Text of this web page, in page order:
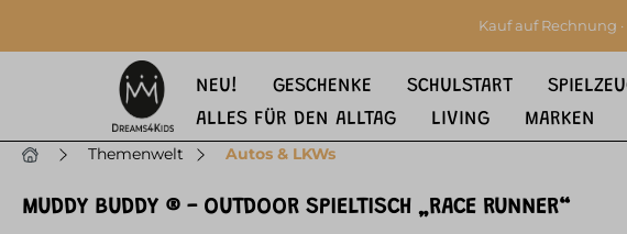
Kauf auf Rechnung
NEU! GESCHENKE SCHULSTART
ALLES FÜR DEN ALLTAG
LIVING MARKEN
Themenwelt Autos & LKWs
MUDDY BUDDY ® - OUTDOOR SPIELTISCH „RACE RUNNER“